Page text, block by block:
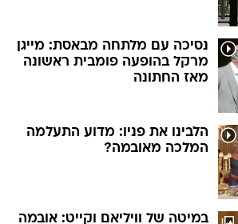
נסיכה עם מלתחה מבאסת: מייגן
מרקל בהופעה פומבית ראשונה
מאז החתונה
הלבינו את פניו: מדוע התעלמה
המלכה מאובמה?
במיטה של וויליאם וקייט: אובמה